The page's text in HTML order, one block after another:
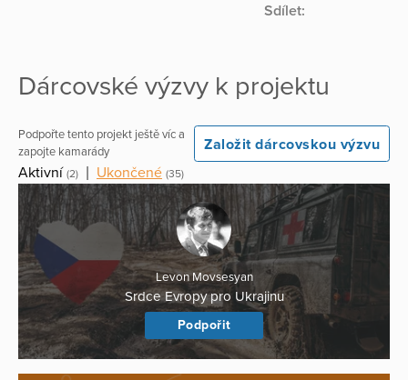
Sdílet:
Dárcovské výzvy k projektu
Podpořte tento projekt ještě víc a
zapojte kamarády
Založit dárcovskou výzvu
Aktivní (2) Ukončené (35)
Levon Movsesyan
Srdce Evropy pro Ukrajinu
Podpořit